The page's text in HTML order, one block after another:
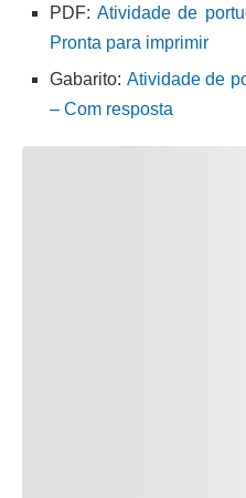
PDF:Atividade de
Pronta para imprimir
Gabarito: Atividade de
– Com resposta